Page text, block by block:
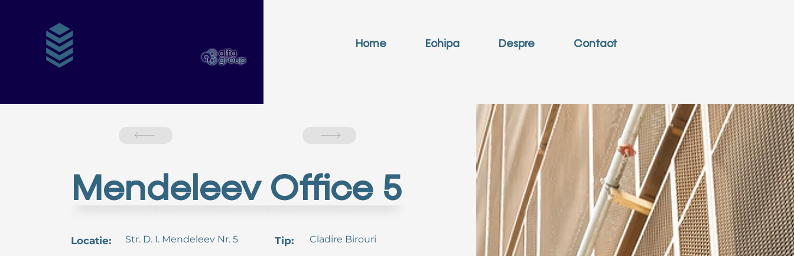
Home Echipa Despre Contact
Mendeleev Office 5
Locatie: Str. D. I. Mendeleev Nr. 5 Tip: Cladire Birouri